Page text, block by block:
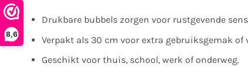
8,6
Drukbare bubbels zorgen voor rustgevende
Verpakt als 30 cm voor extra gebruiksgemak of
Geschikt voor thuis, school, werk of onderweg.